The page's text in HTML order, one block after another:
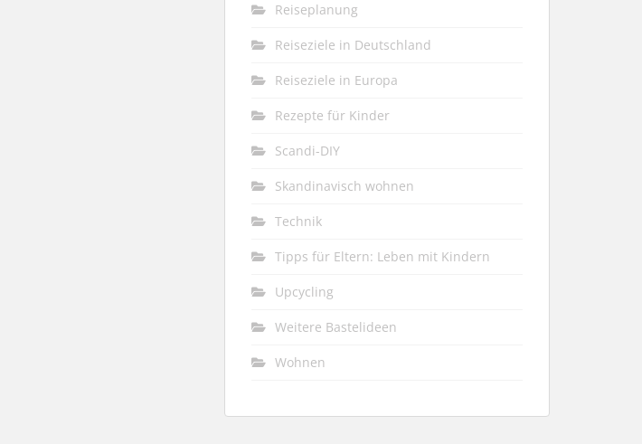
Reiseplanung
Reiseziele in Deutschland
Reiseziele in Europa
Rezepte für Kinder
Scandi-DIY
Skandinavisch wohnen
Technik
Tipps für Eltern: Leben mit Kindern
Upcycling
Weitere Bastelideen
Wohnen